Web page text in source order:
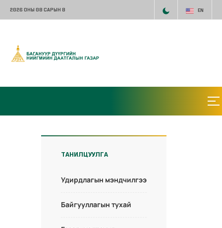
2026 ОНЫ 08 САРЫН 8 EN
ТАНИЛЦУУЛГА
Удирдлагын мэндчилгээ
Байгууллагын тухай